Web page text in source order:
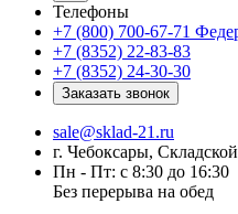
Телефоны
+7 (800) 700-67-71
+7 (8352) 22-83-83
+7 (8352) 24-30-30
Заказать звонок
sale@sklad-21.ru
г. Чебоксары,
Пн - Пт: с 8:30 до 16:30
Без перерыва на обед